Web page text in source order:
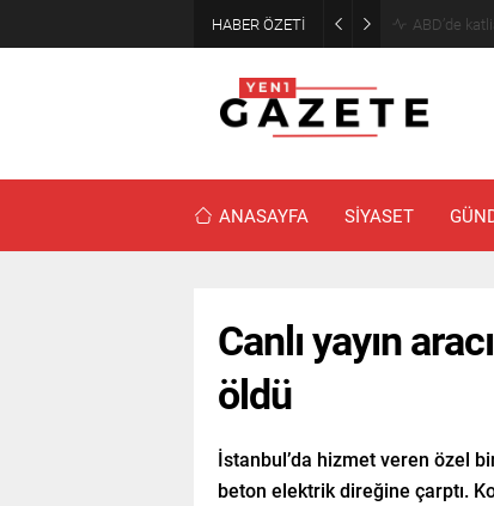
HABER ÖZETİ Akaryakıtta
ANASAYFA SİYASET
Canlı yayın
öldü
İstanbul’da hizmet veren özel
beton elektrik direğine çarptı.